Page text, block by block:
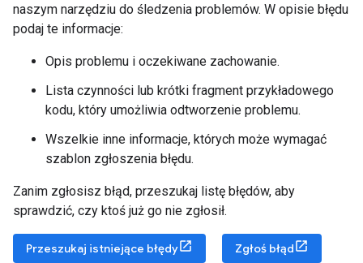
naszym narzędziu do śledzenia problemów. W opisie błędu
podaj te informacje:
Opis problemu i oczekiwane zachowanie.
Lista czynności lub krótki fragment przykładowego
kodu, który umożliwia odtworzenie problemu.
Wszelkie inne informacje, których może wymagać
szablon zgłoszenia błędu.
Zanim zgłosisz błąd, przeszukaj listę błędów, aby
sprawdzić, czy ktoś już go nie zgłosił.
Przeszukaj istniejące błędy Zgłoś błąd